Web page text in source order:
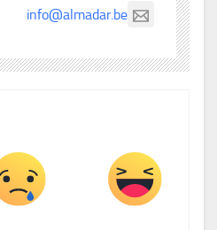
info@almadar.be